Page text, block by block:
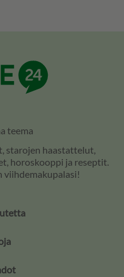
teema
starojen haastattelut,
horoskooppi ja reseptit.
viihdemakupalasi!